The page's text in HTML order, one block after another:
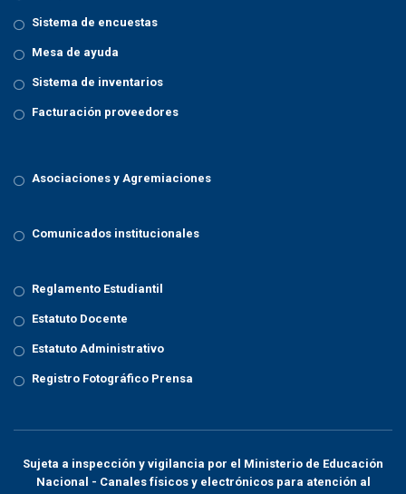
Sistema de encuestas
Mesa de ayuda
Sistema de inventarios
Facturación proveedores
Asociaciones y Agremiaciones
Comunicados institucionales
Reglamento Estudiantil
Estatuto Docente
Estatuto Administrativo
Registro Fotográfico Prensa
Sujeta a inspección y vigilancia por el Ministerio de Educación
Nacional - Canales físicos y electrónicos para atención al